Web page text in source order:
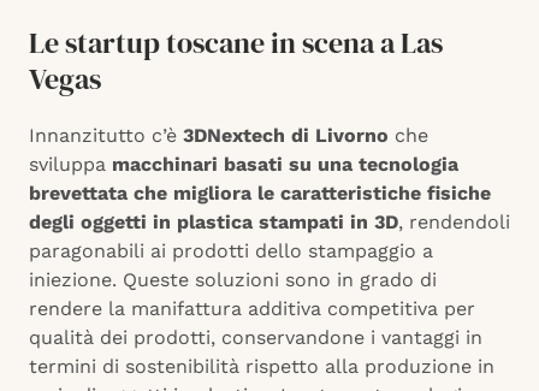
Le startup toscane in scena a Las
Vegas
Innanzitutto c’è 3DNextech di Livorno che
sviluppa macchinari basati su una tecnologia
brevettata che migliora le caratteristiche fisiche
degli oggetti in plastica stampati in 3D, rendendoli
paragonabili ai prodotti dello stampaggio a
iniezione. Queste soluzioni sono in grado di
rendere la manifattura additiva competitiva per
qualità dei prodotti, conservandone i vantaggi in
termini di sostenibilità rispetto alla produzione in